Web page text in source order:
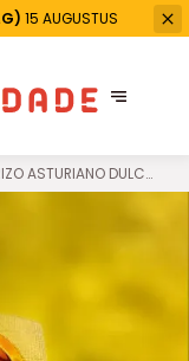
15 AUGUSTUS
ASTURIANO DULCE
X 3